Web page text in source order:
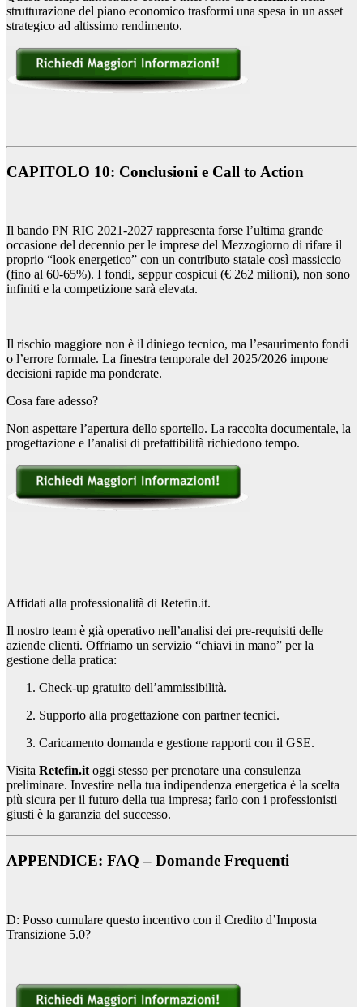
strutturazione del piano economico trasformi una spesa in un asset
strategico ad altissimo rendimento.
CAPITOLO 10: Conclusioni e Call to Action
Il bando PN RIC 2021-2027 rappresenta forse l’ultima grande
occasione del decennio per le imprese del Mezzogiorno di rifare il
proprio “look energetico” con un contributo statale così massiccio
(fino al 60-65%). I fondi, seppur cospicui (€ 262 milioni), non sono
infiniti e la competizione sarà elevata.
Il rischio maggiore non è il diniego tecnico, ma l’esaurimento fondi
o l’errore formale. La finestra temporale del 2025/2026 impone
decisioni rapide ma ponderate.
Cosa fare adesso?
Non aspettare l’apertura dello sportello. La raccolta documentale, la
progettazione e l’analisi di prefattibilità richiedono tempo.
Affidati alla professionalità di Retefin.it.
Il nostro team è già operativo nell’analisi dei pre-requisiti delle
aziende clienti. Offriamo un servizio “chiavi in mano” per la
gestione della pratica:
Check-up gratuito dell’ammissibilità.
Supporto alla progettazione con partner tecnici.
Caricamento domanda e gestione rapporti con il GSE.
Visita Retefin.itoggi stesso per prenotare una consulenza
preliminare. Investire nella tua indipendenza energetica è la scelta
più sicura per il futuro della tua impresa; farlo con i professionisti
giusti è la garanzia del successo.
APPENDICE: FAQ – Domande Frequenti
D: Posso cumulare questo incentivo con il Credito d’Imposta
Transizione 5.0?